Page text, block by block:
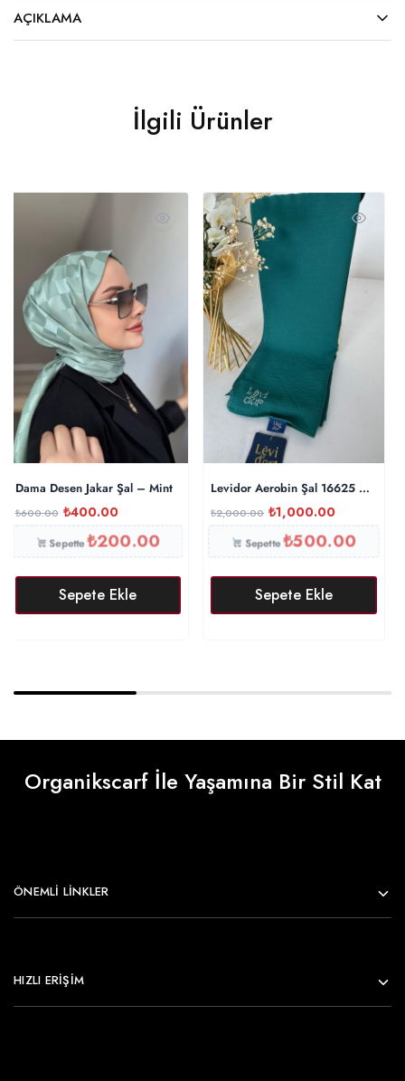
AÇIKLAMA
İlgili Ürünler
Dama Desen Jakar Şal – Mint
₺600.00 ₺400.00
Sepette₺200.00
Sepete Ekle
Levidor Aerobin Şal 16625 – Yeşil
₺2,000.00 ₺1,000.00
Sepette₺500.00
Sepete Ekle
Organikscarf İle Yaşamına Bir Stil Kat
ÖNEMLI LINKLER
HIZLI ERİŞİM